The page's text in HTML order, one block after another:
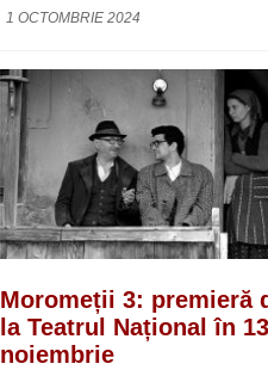
1 OCTOMBRIE 2024
Moromeții 3: premieră
la Teatrul Național în 13
noiembrie